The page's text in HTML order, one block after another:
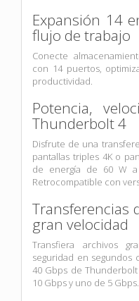
Expansión 14
flujo de trabajo
Conecte
con 14 puertos,
productividad.
Potencia,
Thunderbolt 4
Disfrute de una
pantallas triples 4K o
de energía de 60 W
Retrocompatible con
Transferencias
gran velocidad
Transfiera archivos
seguridad en
40 Gbps de
10 Gbps y uno de 5 Gbps.